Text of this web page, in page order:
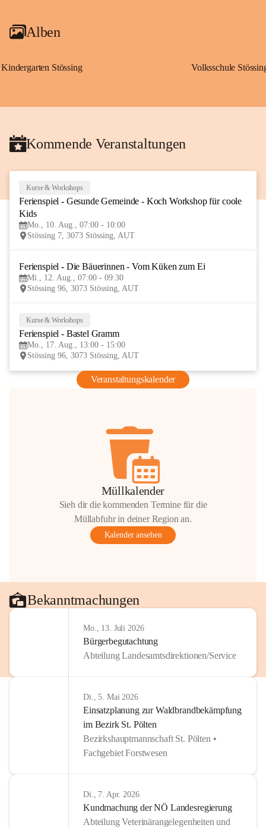
Alben
Kindergarten Stössing Volksschule
Kommende Veranstaltungen
AUG
Kurse & Workshops
Ferienspiel - Gesunde Gemeinde - Koch Workshop für coole
Kids
Mo., 10. Aug., 07:00 - 10:00
Stössing 7, 3073 Stössing, AUT
Ferienspiel - Die Bäuerinnen - Vom Küken zum Ei
Mi., 12. Aug., 07:00 - 09:30
Stössing 96, 3073 Stössing, AUT
Kurse & Workshops
Ferienspiel - Bastel Gramm
Mo., 17. Aug., 13:00 - 15:00
Stössing 96, 3073 Stössing, AUT
Veranstaltungskalender
Müllkalender
Sieh dir die kommenden Termine für die
Müllabfuhr in deiner Region an.
Kalender ansehen
Bekanntmachungen
Mo., 13. Juli 2026
Bürgerbegutachtung
Abteilung Landesamtsdirektionen/Service
Di., 5. Mai 2026
Einsatzplanung zur Waldbrandbekämpfung
im Bezirk St. Pölten
Bezirkshauptmannschaft St. Pölten •
Fachgebiet Forstwesen
Di., 7. Apr. 2026
Kundmachung der NÖ Landesregierung
Abteilung Veterinärangelegenheiten und